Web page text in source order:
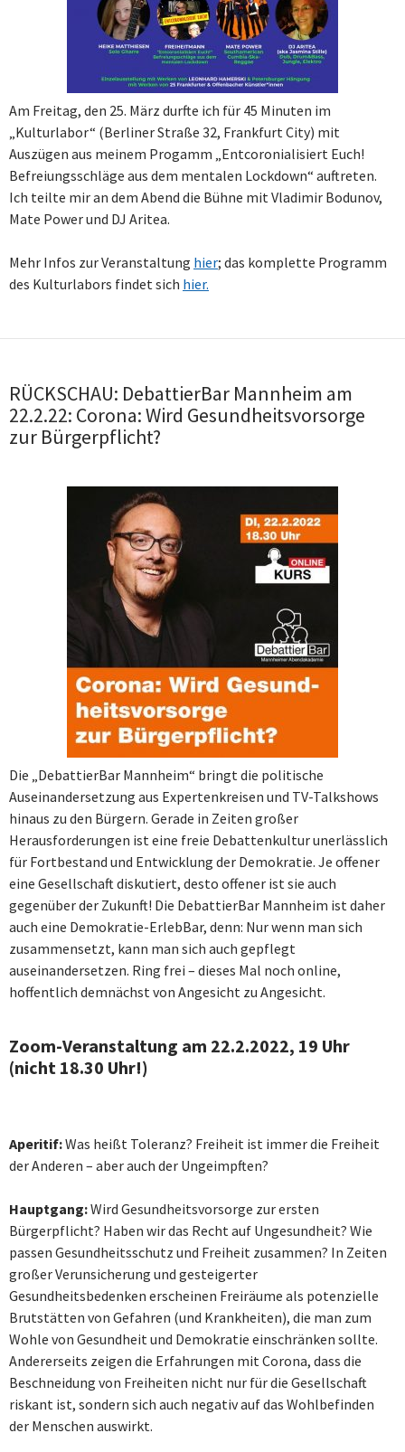
Am Freitag, den 25. März durfte ich für 45 Minuten im
„Kulturlabor“ (Berliner Straße 32, Frankfurt City) mit
Auszügen aus meinem Progamm „Entcoronialisiert Euch!
Befreiungsschläge aus dem mentalen Lockdown“ auftreten.
Ich teilte mir an dem Abend die Bühne mit Vladimir Bodunov,
Mate Power und DJ Aritea.
Mehr Infos zur Veranstaltung hier; das komplette Programm
des Kulturlabors findet sich hier.
RÜCKSCHAU: DebattierBar Mannheim am
22.2.22: Corona: Wird Gesundheitsvorsorge
zur Bürgerpflicht?
Die „DebattierBar Mannheim“ bringt die politische
Auseinandersetzung aus Expertenkreisen und TV-Talkshows
hinaus zu den Bürgern. Gerade in Zeiten großer
Herausforderungen ist eine freie Debattenkultur unerlässlich
für Fortbestand und Entwicklung der Demokratie. Je offener
eine Gesellschaft diskutiert, desto offener ist sie auch
gegenüber der Zukunft! Die DebattierBar Mannheim ist daher
auch eine Demokratie-ErlebBar, denn: Nur wenn man sich
zusammensetzt, kann man sich auch gepflegt
auseinandersetzen. Ring frei – dieses Mal noch online,
hoffentlich demnächst von Angesicht zu Angesicht.
Zoom-Veranstaltung am 22.2.2022, 19 Uhr
(nicht 18.30 Uhr!)
Aperitif:Was heißt Toleranz? Freiheit ist immer die Freiheit
der Anderen – aber auch der Ungeimpften?
Hauptgang:Wird Gesundheitsvorsorge zur ersten
Bürgerpflicht? Haben wir das Recht auf Ungesundheit? Wie
passen Gesundheitsschutz und Freiheit zusammen? In Zeiten
großer Verunsicherung und gesteigerter
Gesundheitsbedenken erscheinen Freiräume als potenzielle
Brutstätten von Gefahren (und Krankheiten), die man zum
Wohle von Gesundheit und Demokratie einschränken sollte.
Andererseits zeigen die Erfahrungen mit Corona, dass die
Beschneidung von Freiheiten nicht nur für die Gesellschaft
riskant ist, sondern sich auch negativ auf das Wohlbefinden
der Menschen auswirkt.